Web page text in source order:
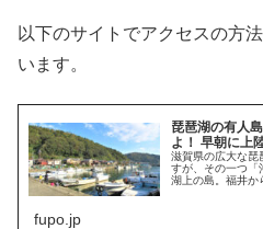
以下のサイトでアクセスの方
います。
琵琶湖の有人
よ！ 早朝に上
滋賀県の広大な琵
すが、その一つ「
湖上の島。福井か
fupo.jp